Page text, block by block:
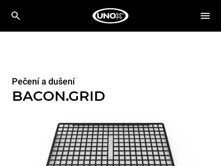
Pečení a dušení
BACON.GRID